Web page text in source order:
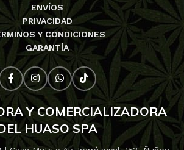
ENVÍOS
PRIVACIDAD
Y CONDICIONES
GARANTÍA
Y COMERCIALIZADORA
HUASO SPA